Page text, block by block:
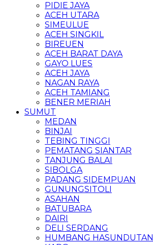
PIDIE JAYA
ACEH UTARA
SIMEULUE
ACEH SINGKIL
BIREUEN
ACEH BARAT DAYA
GAYO LUES
ACEH JAYA
NAGAN RAYA
ACEH TAMIANG
BENER MERIAH
SUMUT
MEDAN
BINJAI
TEBING TINGGI
PEMATANG SIANTAR
TANJUNG BALAI
SIBOLGA
PADANG SIDEMPUAN
GUNUNGSITOLI
ASAHAN
BATUBARA
DAIRI
DELI SERDANG
HUMBANG HASUNDUTAN